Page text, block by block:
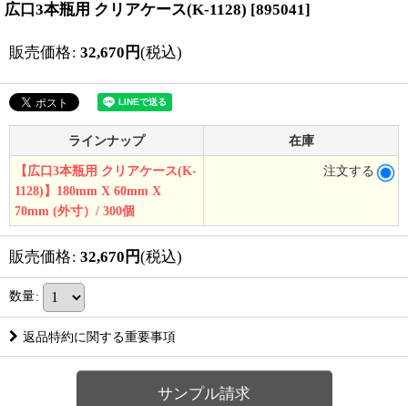
広口3本瓶用 クリアケース(K-1128) [895041]
販売価格: 32,670 円(税込)
ラインナップ 在庫
【広口3本瓶用 クリアケース(K-
1128)】180mm X 60mm X
70mm (外寸）/ 300個
注文する
販売価格: 32,670 円(税込)
数量:
返品特約に関する重要事項
サンプル請求